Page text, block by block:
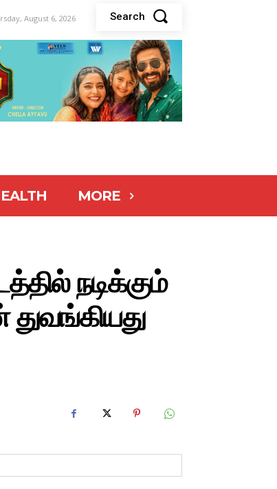
August 6, 2026 Search
MORE
நடிக்கும்
துவங்கியது